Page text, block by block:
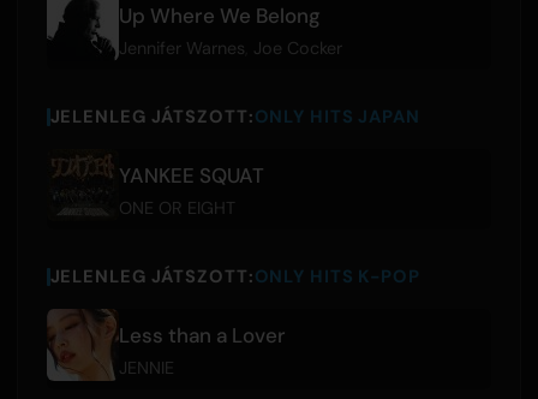
Up Where We Belong
Jennifer Warnes Joe Cocker
JELENLEG JÁTSZOTT:ONLY HITS JAPAN
YANKEE SQUAT
ONE OR EIGHT
JELENLEG JÁTSZOTT:ONLY HITS K-POP
Less than a Lover
JENNIE